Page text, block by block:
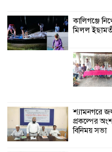
শ্যামনগরে
কালিগঞ্জে
মিলল
শ্যামনগরে
প্রকল্পের
বিনিময় সভা